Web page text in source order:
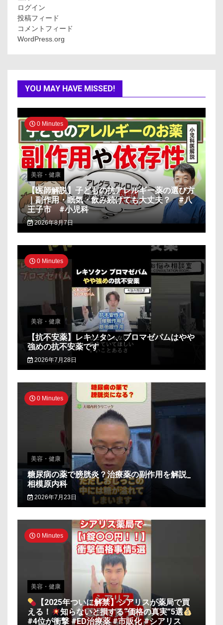
ログイン
投稿フィード
コメントフィード
WordPress.org
YOU MAY HAVE MISSED!
0 Minutes
美容・健康
【医師解説】子どもの抗アレルギー薬の選び方
｜副作用・眠気・飲み続けても大丈夫？ #八
王子市 #小児科
2026年8月7日
0 Minutes
美容・健康
【抗不安薬】レキソタン、ブロマゼパムはやや
強めの抗不安薬です
2026年7月28日
0 Minutes
美容・健康
糖尿病の薬で膀胱炎？治療薬の副作用を解説_
相模原内科
2026年7月23日
0 Minutes
美容・健康
【2025年ついに解禁】シアリスが薬局で買
える！
知らないと損する“価格の真実”5選
#4位が衝撃 #ED治療薬 #市販化 #シアリス